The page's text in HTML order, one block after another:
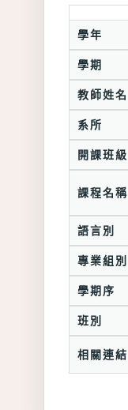
學年
學期
教師姓名
系所
開課班級
課程名稱
語言別
專業組別
學期序
班別
相關連結